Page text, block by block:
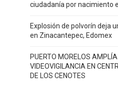
ciudadanía por nacimiento
Explosión de polvorín deja
en Zinacantepec, Edomex
PUERTO MORELOS AMPLÍA
VIDEOVIGILANCIA EN
DE LOS CENOTES